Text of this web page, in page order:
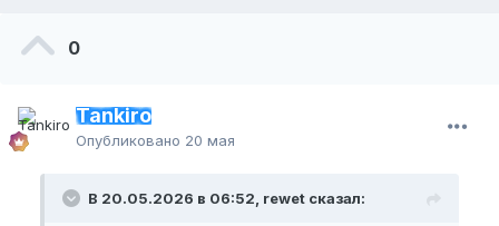
0
Tankiro
Опубликовано 20 мая
В 20.05.2026 в 06:52, rewet сказал: